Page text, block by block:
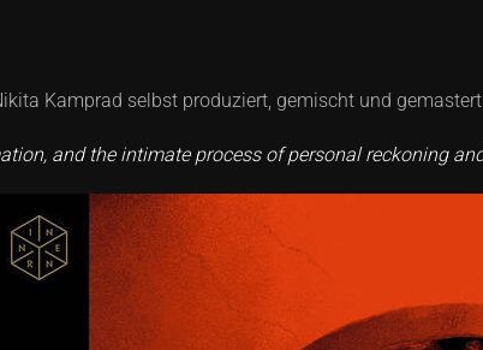
Kamprad selbst produziert, gemischt und
and the intimate process of personal reckoning